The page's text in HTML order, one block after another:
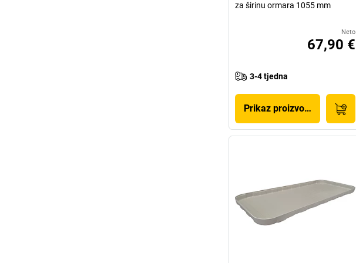
za širinu ormara 1055 mm
Neto
67,90 €
3-4 tjedna
Prikaz proizvoda